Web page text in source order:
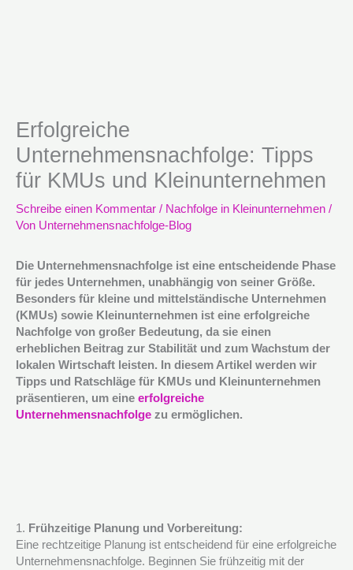
Erfolgreiche
Unternehmensnachfolge: Tipps
für KMUs und Kleinunternehmen
Schreibe einen Kommentar / Nachfolge in Kleinunternehmen /
Von Unternehmensnachfolge-Blog
Die Unternehmensnachfolge ist eine entscheidende Phase
für jedes Unternehmen, unabhängig von seiner Größe.
Besonders für kleine und mittelständische Unternehmen
(KMUs) sowie Kleinunternehmen ist eine erfolgreiche
Nachfolge von großer Bedeutung, da sie einen
erheblichen Beitrag zur Stabilität und zum Wachstum der
lokalen Wirtschaft leisten. In diesem Artikel werden wir
Tipps und Ratschläge für KMUs und Kleinunternehmen
präsentieren, um eine erfolgreiche
Unternehmensnachfolge zu ermöglichen.
1. Frühzeitige Planung und Vorbereitung:
Eine rechtzeitige Planung ist entscheidend für eine erfolgreiche
Unternehmensnachfolge. Beginnen Sie frühzeitig mit der